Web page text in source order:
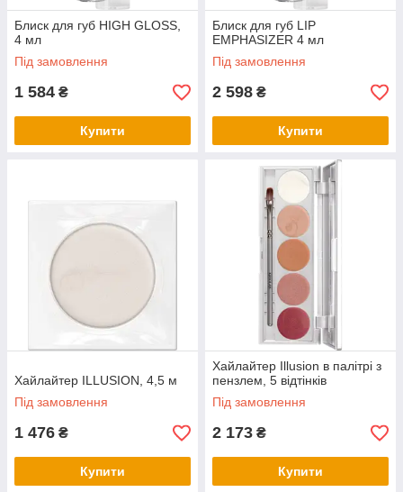
Блиск для губ HIGH GLOSS,
4 мл
Під замовлення
1 584 ₴
Купити
Блиск для губ LIP
EMPHASIZER 4 мл
Під замовлення
2 598 ₴
Купити
Хайлайтер ILLUSION, 4,5 м
Під замовлення
1 476 ₴
Купити
Хайлайтер Illusion в палітрі з
пензлем, 5 відтінків
Під замовлення
2 173 ₴
Купити